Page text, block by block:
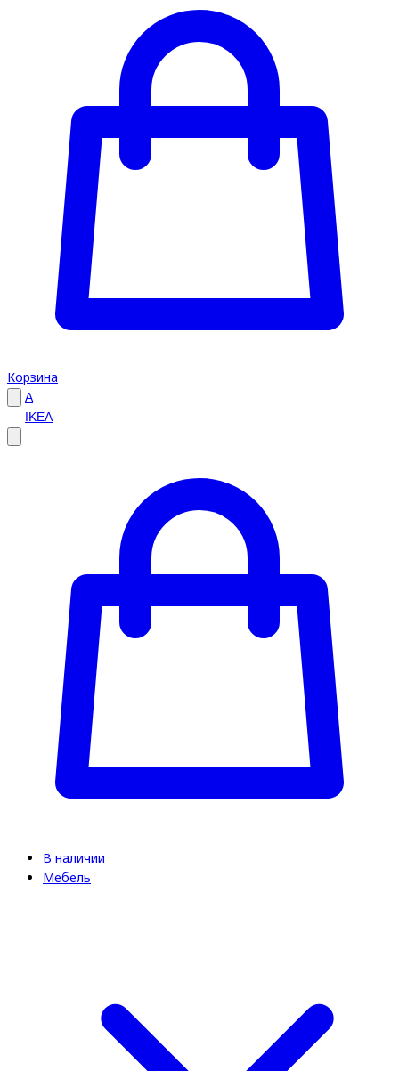
Корзина
A
IKEA
В наличии
Мебель